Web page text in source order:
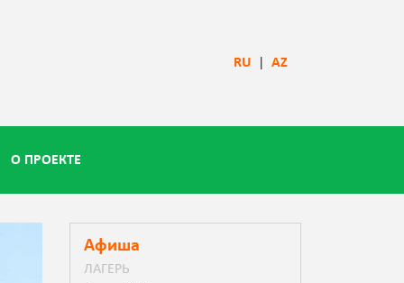
RU| AZ
О ПРОЕКТЕ
Афиша
ЛАГЕРЬ